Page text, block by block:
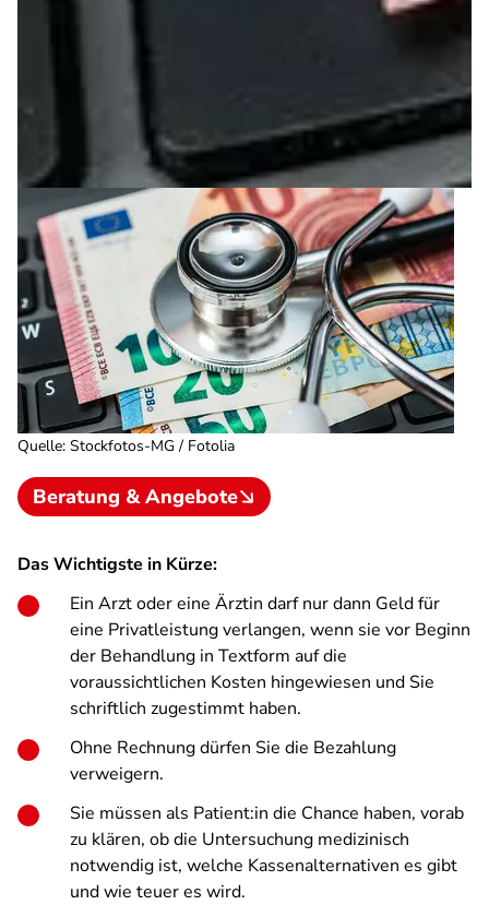
Quelle: Stockfotos-MG / Fotolia
Beratung & Angebote
Das Wichtigste in Kürze:
Ein Arzt oder eine Ärztin darf nur dann Geld für
eine Privatleistung verlangen, wenn sie vor Beginn
der Behandlung in Textform auf die
voraussichtlichen Kosten hingewiesen und Sie
schriftlich zugestimmt haben.
Ohne Rechnung dürfen Sie die Bezahlung
verweigern.
Sie müssen als Patient:in die Chance haben, vorab
zu klären, ob die Untersuchung medizinisch
notwendig ist, welche Kassenalternativen es gibt
und wie teuer es wird.